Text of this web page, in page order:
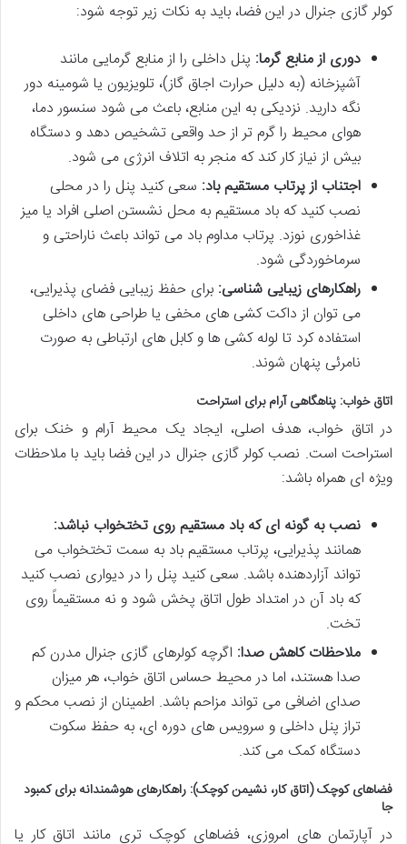
کولر گازی جنرال در این فضا، باید به نکات زیر توجه شود:
دوری از منابع گرما: پنل داخلی را از منابع گرمایی مانند
آشپزخانه (به دلیل حرارت اجاق گاز)، تلویزیون یا شومینه دور
نگه دارید. نزدیکی به این منابع، باعث می شود سنسور دما،
هوای محیط را گرم تر از حد واقعی تشخیص دهد و دستگاه
بیش از نیاز کار کند که منجر به اتلاف انرژی می شود.
اجتناب از پرتاب مستقیم باد: سعی کنید پنل را در محلی
نصب کنید که باد مستقیم به محل نشستن اصلی افراد یا میز
غذاخوری نوزد. پرتاب مداوم باد می تواند باعث ناراحتی و
سرماخوردگی شود.
راهکارهای زیبایی شناسی: برای حفظ زیبایی فضای پذیرایی،
می توان از داکت کشی های مخفی یا طراحی های داخلی
استفاده کرد تا لوله کشی ها و کابل های ارتباطی به صورت
نامرئی پنهان شوند.
اتاق خواب: پناهگاهی آرام برای استراحت
در اتاق خواب، هدف اصلی، ایجاد یک محیط آرام و خنک برای
استراحت است. نصب کولر گازی جنرال در این فضا باید با ملاحظات
ویژه ای همراه باشد:
نصب به گونه ای که باد مستقیم روی تختخواب نباشد:
همانند پذیرایی، پرتاب مستقیم باد به سمت تختخواب می
تواند آزاردهنده باشد. سعی کنید پنل را در دیواری نصب کنید
که باد آن در امتداد طول اتاق پخش شود و نه مستقیماً روی
تخت.
ملاحظات کاهش صدا: اگرچه کولرهای گازی جنرال مدرن کم
صدا هستند، اما در محیط حساس اتاق خواب، هر میزان
صدای اضافی می تواند مزاحم باشد. اطمینان از نصب محکم و
تراز پنل داخلی و سرویس های دوره ای، به حفظ سکوت
دستگاه کمک می کند.
فضاهای کوچک (اتاق کار، نشیمن کوچک): راهکارهای هوشمندانه برای کمبود
جا
در آپارتمان های امروزی، فضاهای کوچک تری مانند اتاق کار یا